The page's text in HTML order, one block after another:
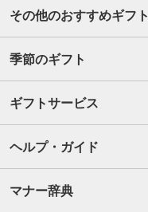
その他のおすすめギフト
季節のギフト
ギフトサービス
ヘルプ・ガイド
マナー辞典